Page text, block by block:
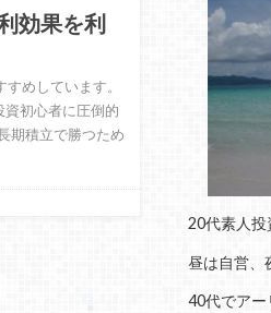
効果を利
めしています。
初心者に圧倒的
期積立で勝つため
20代素人投
昼は自営、
40代でアー